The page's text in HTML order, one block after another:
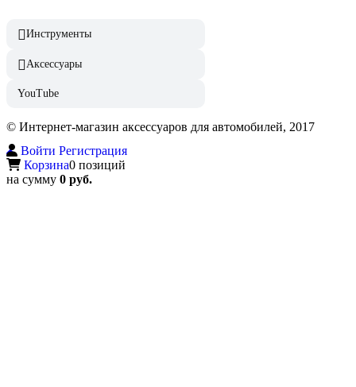
Инструменты
Аксессуары
YouTube
© Интернет-магазин аксессуаров для автомобилей, 2017
Войти Регистрация
Корзина0 позиций
на сумму 0 руб.